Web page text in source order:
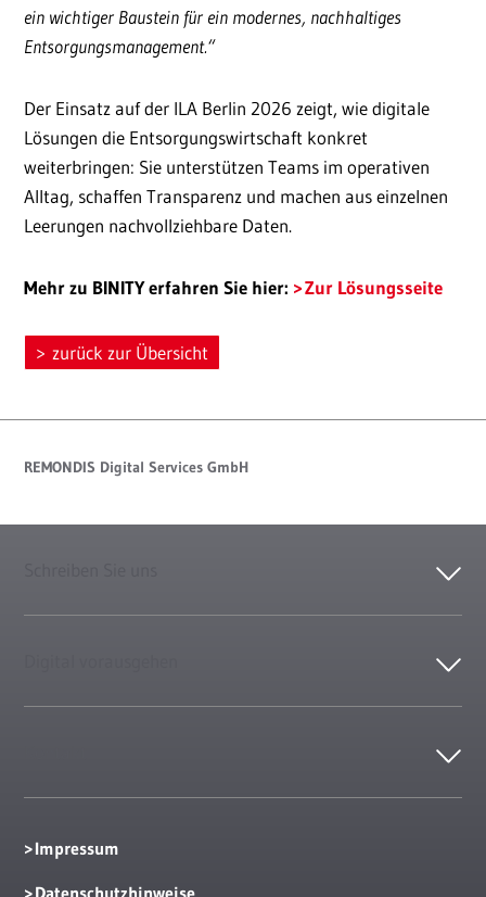
ein wichtiger Baustein für ein modernes, nachhaltiges
Entsorgungsmanagement.“
Der Einsatz auf der ILA Berlin 2026 zeigt, wie digitale
Lösungen die Entsorgungswirtschaft konkret
weiterbringen: Sie unterstützen Teams im operativen
Alltag, schaffen Transparenz und machen aus einzelnen
Leerungen nachvollziehbare Daten.
Mehr zu BINITY erfahren Sie hier: Zur Lösungsseite
zurück zur Übersicht
REMONDIS Digital Services GmbH
Impressum
Datenschutzhinweise